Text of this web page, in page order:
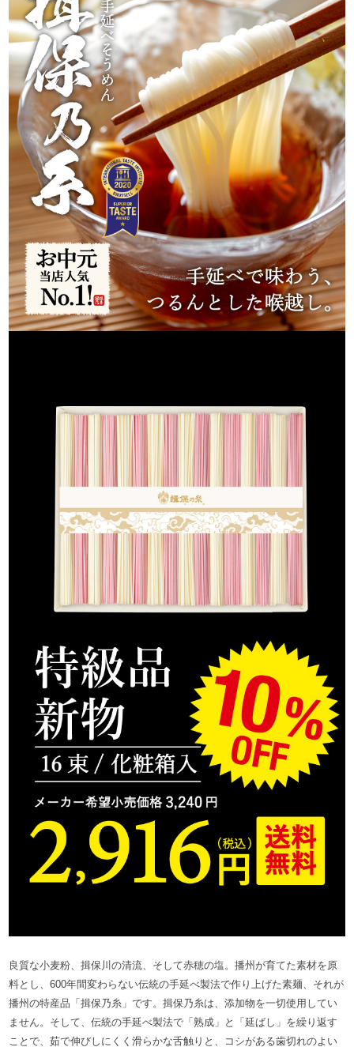
良質な小麦粉、揖保川の清流、そして赤穂の塩。播州が育てた素材を原
料とし、600年間変わらない伝統の手延べ製法で作り上げた素麺、それが
播州の特産品「揖保乃糸」です。揖保乃糸は、添加物を一切使用してい
ません。そして、伝統の手延べ製法で「熟成」と「延ばし」を繰り返す
ことで、茹で伸びしにくく滑らかな舌触りと、コシがある歯切れのよい